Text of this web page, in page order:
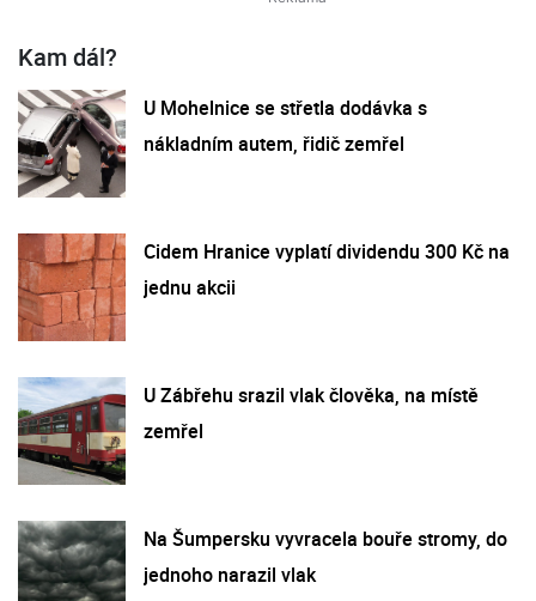
Kam dál?
U Mohelnice se střetla dodávka s
nákladním autem, řidič zemřel
Cidem Hranice vyplatí dividendu 300 Kč na
jednu akcii
U Zábřehu srazil vlak člověka, na místě
zemřel
Na Šumpersku vyvracela bouře stromy, do
jednoho narazil vlak